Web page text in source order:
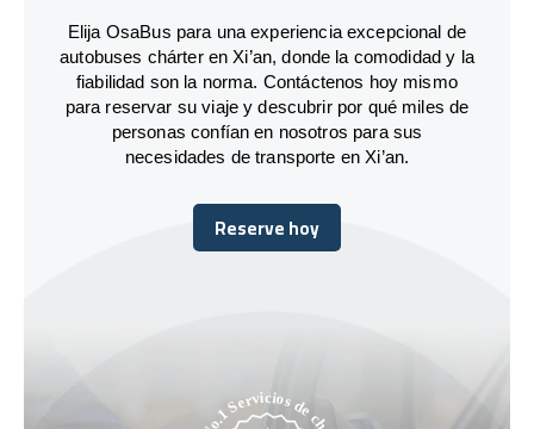
Elija OsaBus para una experiencia excepcional de
autobuses chárter en Xi’an, donde la comodidad y la
fiabilidad son la norma. Contáctenos hoy mismo
para reservar su viaje y descubrir por qué miles de
personas confían en nosotros para sus
necesidades de transporte en Xi’an.
Reserve hoy
Reserve hoy